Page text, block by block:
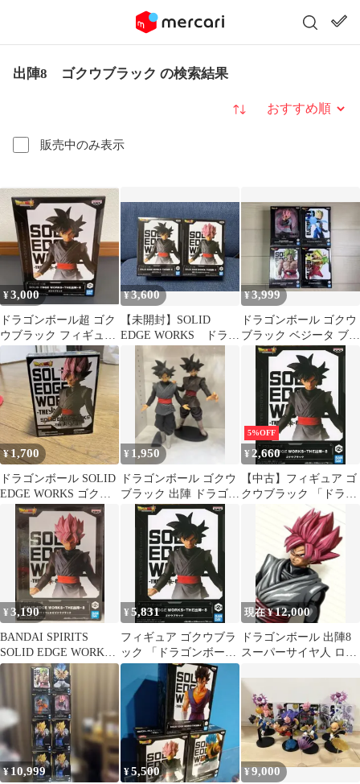
出陣8 ゴクウブラック の検索結果
販売中のみ表示
並び替え
¥3,000
ドラゴンボール超 ゴク
ウブラック フィギュア
THE出陣-8【新品未開
封品】
¥3,600
【未開封】SOLID
EDGE WORKS ドラゴ
ンボール超 フィギュ
ア2体
¥3,999
ドラゴンボール ゴクウ
ブラック ベジータ ブロ
リー フィギュア まとめ
売り 4体
¥1,700
ドラゴンボール SOLID
EDGE WORKS ゴクウ
ブラック
¥ 1,950
ドラゴンボール ゴクウ
ブラック 出陣 ドラゴン
ボールレジェンズコラ
ボ フィギュア
5%OFF
¥ 2,660
【中古】フィギュア ゴ
クウブラック 「ドラゴ
ンボール超」 SOLID
EDGE WORKS-THE出
¥3,190
BANDAI SPIRITS
SOLID EDGE WORKS
THE 出陣 8 超サイヤ人
ロゼゴクウブラック
¥5,831
フィギュア ゴクウブラ
ック 「ドラゴンボール
超」 SOLID EDGE
WORKS-THE出
陣-8【14日以内発送】
現在 ¥12,000
ドラゴンボール 出陣8
スーパーサイヤ人 ロゼ
ント
¥10,999 ¥5,500 ¥9,000